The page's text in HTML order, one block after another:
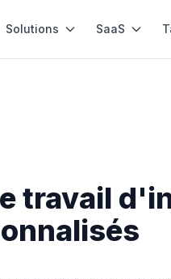
Solutions SaaS
travail